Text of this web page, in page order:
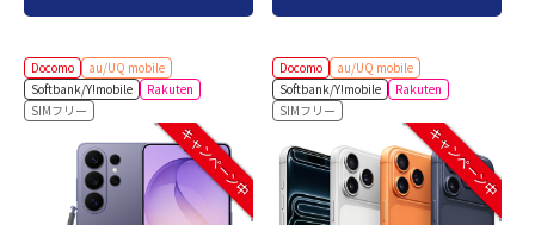
Docomo
au/UQ mobile
Softbank/Y!mobile
Rakuten
SIMフリー
キャンペーン中
Docomo
au/UQ mobile
Softbank/Y!mobile
Rakuten
SIMフリー
キャンペーン中